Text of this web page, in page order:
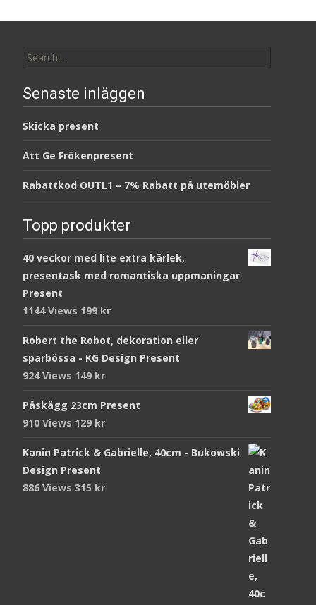
for:
Senaste inläggen
Skicka present
Att Ge Frökenpresent
Rabattkod OUTL1 – 7% Rabatt på utemöbler
Topp produkter
40 veckor med lite extra kärlek,
presentask med romantiska uppmaningar
Present
1144 Views 199 kr
Robert the Robot, dekoration eller
sparbössa - KG Design Present
924 Views 149 kr
Påskägg 23cm Present
910 Views 129 kr
Kanin Patrick & Gabrielle, 40cm - Bukowski
Design Present
886 Views 315 kr